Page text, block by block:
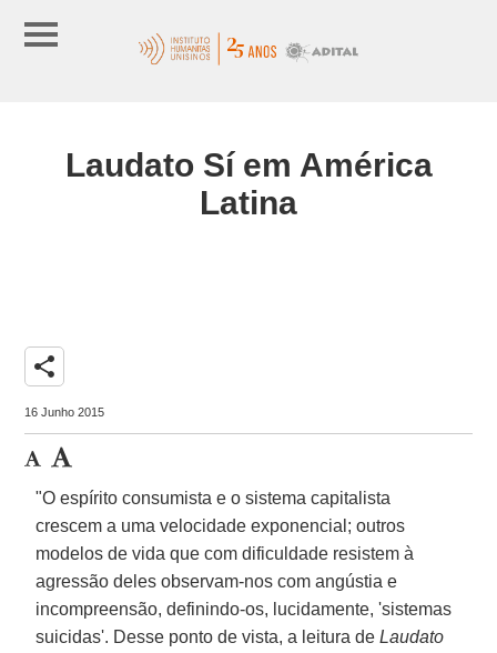
Laudato Sí em América
Latina
share
16 Junho 2015
"O espírito consumista e o sistema capitalista
crescem a uma velocidade exponencial; outros
modelos de vida que com dificuldade resistem à
agressão deles observam-nos com angústia e
incompreensão, definindo-os, lucidamente, 'sistemas
suicidas'. Desse ponto de vista, a leitura deLaudato